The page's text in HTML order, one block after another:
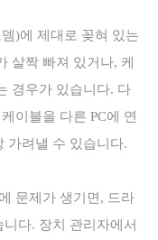
)에 제대로 꽂혀 있는
살짝 빠져 있거나, 케
경우가 있습니다. 다
이블을 다른 PC에 연
가려낼 수 있습니다.
문제가 생기면, 드라
다. 장치 관리자에서